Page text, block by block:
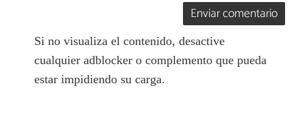
Enviar comentario
Si no visualiza el contenido, desactive
cualquier adblocker o complemento que pueda
estar impidiendo su carga.